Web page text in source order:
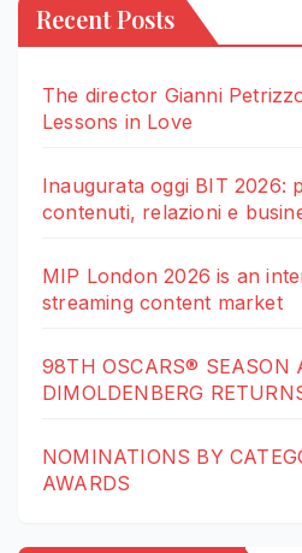
Recent Posts
The director Gianni
Lessons in Love
Inaugurata oggi BIT 2026:
contenuti, relazioni e
MIP London 2026 is an
streaming content market
98TH OSCARS® SEASON
DIMOLDENBERG
NOMINATIONS BY
AWARDS